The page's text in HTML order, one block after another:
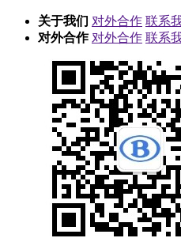
关于我们 对外合作 联系
对外合作 对外合作 联系